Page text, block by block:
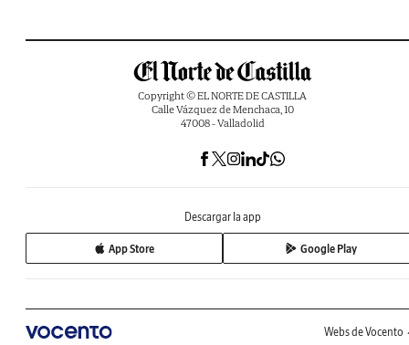
Copyright © EL NORTE DE CASTILLA
Calle Vázquez de Menchaca, 10
47008 - Valladolid
Descargar la app
App Store Google Play
Webs de Vocento